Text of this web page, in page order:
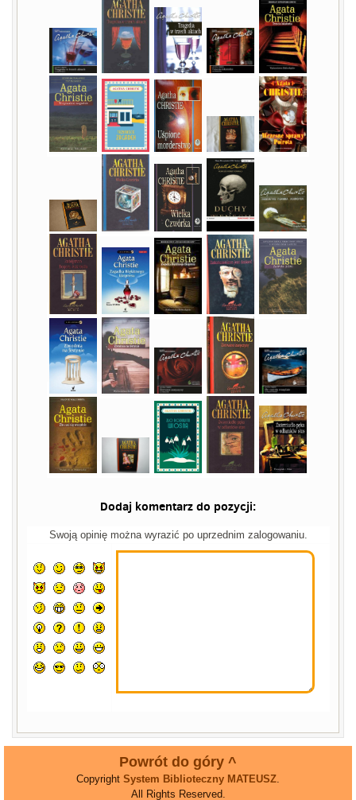
Dodaj komentarz do pozycji:
Swoją opinię można wyrazić po uprzednim zalogowaniu.
Powrót do góry ^
Copyright System Biblioteczny MATEUSZ
All Rights Reserved.